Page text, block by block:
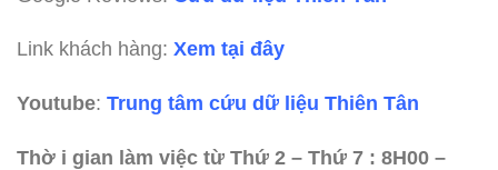
Link khách hàng: Xem tại đây
Youtube: Trung tâm cứu dữ liệu Thiên Tân
Thờ i gian làm việc từ Thứ 2 – Thứ 7 : 8H00 –